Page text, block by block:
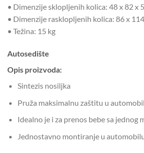
• Dimenzije sklopljenih kolica: 48 x 82 x
• Dimenzije rasklopljenih kolica: 86 x
• Težina: 15 kg
Autosedište
Opis proizvoda:
Sintezis nosiljka
Pruža maksimalnu zaštitu u
Idealno je i za prenos bebe sa jednog
Jednostavno montiranje u